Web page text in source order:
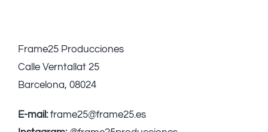
Frame25 Producciones
Calle Verntallat 25
Barcelona, 08024
E-mail:frame25@frame25.es